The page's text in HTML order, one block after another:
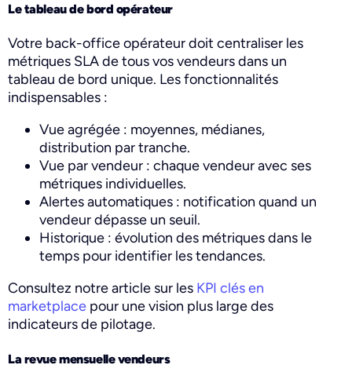
Le tableau de bord opérateur
Votre back-office opérateur doit centraliser les
métriques SLA de tous vos vendeurs dans un
tableau de bord unique. Les fonctionnalités
indispensables :
Vue agrégée : moyennes, médianes,
distribution par tranche.
Vue par vendeur : chaque vendeur avec ses
métriques individuelles.
Alertes automatiques : notification quand un
vendeur dépasse un seuil.
Historique : évolution des métriques dans le
temps pour identifier les tendances.
Consultez notre article sur les KPI clés en
marketplace pour une vision plus large des
indicateurs de pilotage.
La revue mensuelle vendeurs